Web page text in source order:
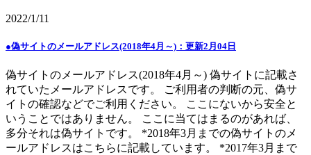
2022/1/11
●偽サイトのメールアドレス(2018年4月～)：更新2月04日
偽サイトのメールアドレス(2018年4月～) 偽サイトに記載さ
れていたメールアドレスです。 ご利用者の判断の元、偽サ
イトの確認などでご利用ください。 ここにないから安全と
いうことではありません。 ここに当てはまるのがあれば、
多分それは偽サイトです。 *2018年3月までの偽サイトのメ
ールアドレスはこちらに記載しています。 *2017年3月まで